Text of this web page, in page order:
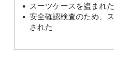
スーツケースを盗まれた
安全確認検査のため、
された